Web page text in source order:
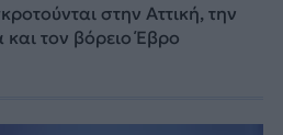
στην Αττική, την
τον βόρειο Έβρο